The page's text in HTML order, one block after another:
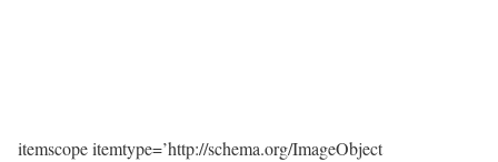
itemscope itemtype=’http://schema.org/ImageObject